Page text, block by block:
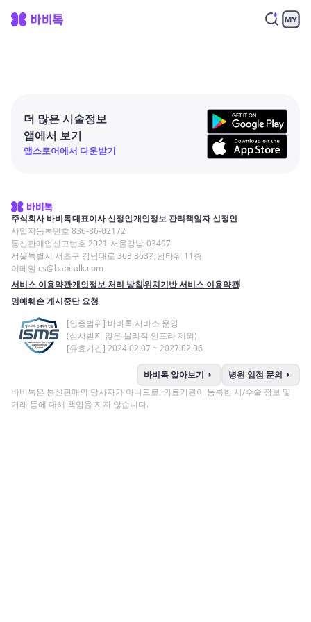
더 많은 시술정보
앱에서 보기
앱스토어에서 다운받기
주식회사 바비톡대표이사 신정인개인정보 관리책임자 신정인
사업자등록번호 836-86-02172
통신판매업신고번호 2021-서울강남-03497
서울특별시 서초구 강남대로 363 363강남타워 11층
이메일 cs@babitalk.com
서비스 이용약관개인정보 처리 방침위치기반 서비스 이용약관
명예훼손 게시중단 요청
[인증범위] 바비톡 서비스 운영
(심사받지 않은 물리적 인프라 제외)
[유효기간] 2024.02.07 ~ 2027.02.06
바비톡 알아보기 arrow_right 병원 입점 문의 arrow_right
바비톡은 통신판매의 당사자가 아니므로, 의료기관이 등록한 시/수술 정보 및
거래 등에 대해 책임을 지지 않습니다.